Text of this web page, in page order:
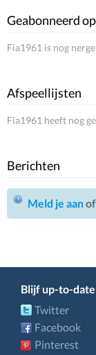
Geabonneerd op
Fia1961 is nog
Afspeellijsten
Fia1961 heeft nog
Berichten
Meld je aanof
Blijf up-to-date
Twitter
Facebook
Pinterest